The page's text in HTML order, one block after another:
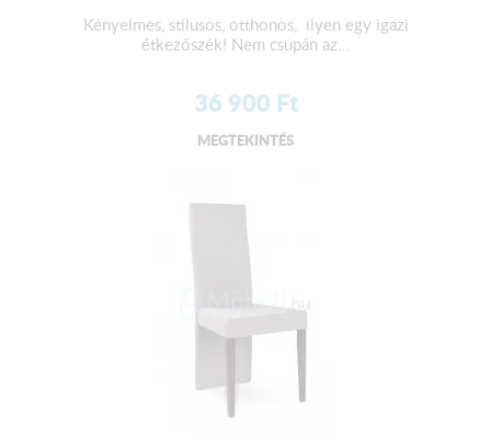
Kényelmes, stílusos, otthonos, ilyen egy igazi
étkezőszék! Nem csupán az...
36 900 Ft
MEGTEKINTÉS